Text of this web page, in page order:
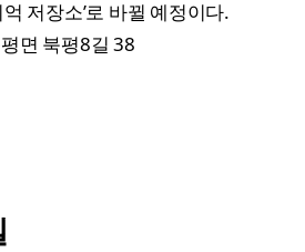
저장소’로 바뀔 예정이다.
면 북평8길 38